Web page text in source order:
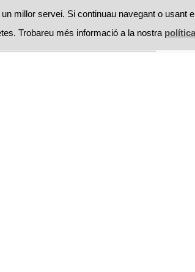
PROMOCIONS
Search
for:
millor servei. Si continuau navegant o usant
Trobareu més informació a la nostra